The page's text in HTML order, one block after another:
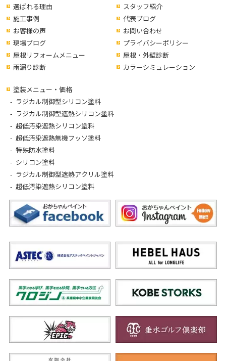
選ばれる理由
スタッフ紹介
施工事例
お客様の声
現場ブログ
代表ブログ
お問い合わせ
プライバシーポリシー
屋根リフォームメニュー
雨漏り診断
屋根・外壁診断
カラーシミュレーション
塗装メニュー・価格
ラジカル制御型シリコン塗料
ラジカル制御型遮熱シリコン塗料
超低汚染遮熱シリコン塗料
超低汚染遮熱無機フッソ塗料
特殊防水塗料
シリコン塗料
ラジカル制御型遮熱アクリル塗料
超低汚染遮熱シリコン塗料